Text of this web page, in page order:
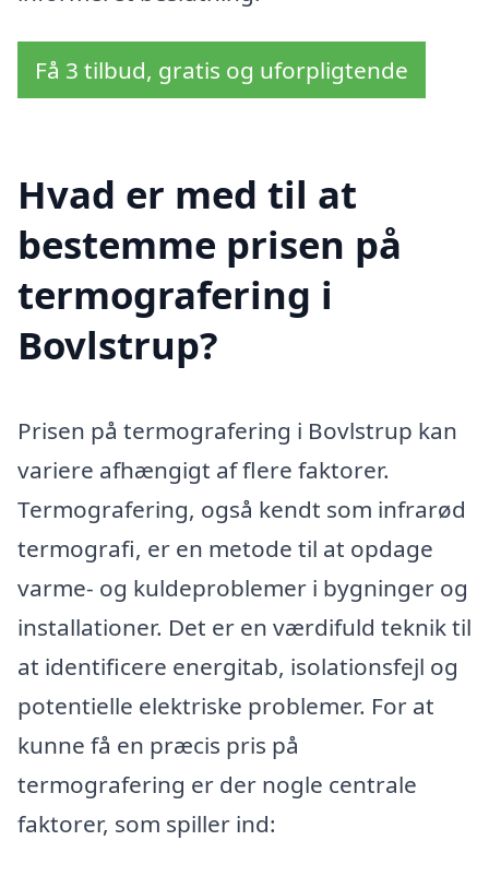
Få 3 tilbud, gratis og uforpligtende
Hvad er med til at
bestemme prisen på
termografering i
Bovlstrup?
Prisen på termografering i Bovlstrup kan
variere afhængigt af flere faktorer.
Termografering, også kendt som infrarød
termografi, er en metode til at opdage
varme- og kuldeproblemer i bygninger og
installationer. Det er en værdifuld teknik til
at identificere energitab, isolationsfejl og
potentielle elektriske problemer. For at
kunne få en præcis pris på
termografering er der nogle centrale
faktorer, som spiller ind: